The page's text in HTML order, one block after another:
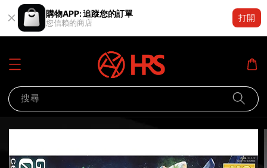
購物APP: 追蹤您的訂單
您信賴的商店
打開
搜尋